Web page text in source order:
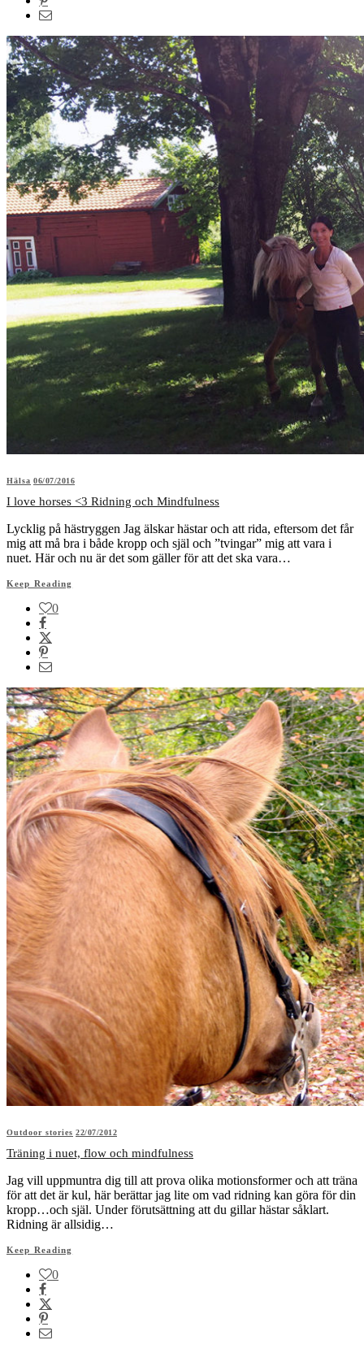
Hälsa 06/07/2016
I love horses <3 Ridning och Mindfulness
Lycklig på hästryggen Jag älskar hästar och att rida, eftersom det får
mig att må bra i både kropp och själ och ”tvingar” mig att vara i
nuet. Här och nu är det som gäller för att det ska vara…
Keep Reading
0
Outdoor stories 22/07/2012
Träning i nuet, flow och mindfulness
Jag vill uppmuntra dig till att prova olika motionsformer och att träna
för att det är kul, här berättar jag lite om vad ridning kan göra för din
kropp…och själ. Under förutsättning att du gillar hästar såklart.
Ridning är allsidig…
Keep Reading
0